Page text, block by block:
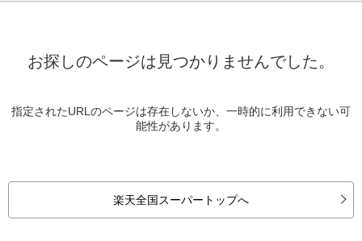
お探しのページは見つかりませんでした。
指定されたURLのページは存在しないか、一時的に利用できない可
能性があります。
楽天全国スーパートップへ